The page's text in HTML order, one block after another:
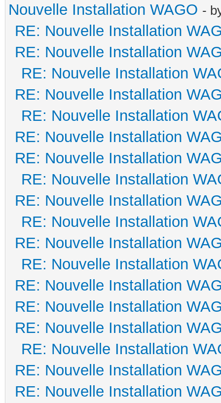
Nouvelle Installation WAGO -
RE: Nouvelle Installation
RE: Nouvelle Installation
RE: Nouvelle Installation
RE: Nouvelle Installation
RE: Nouvelle Installation
RE: Nouvelle Installation
RE: Nouvelle Installation
RE: Nouvelle Installation
RE: Nouvelle Installation
RE: Nouvelle Installation
RE: Nouvelle Installation
RE: Nouvelle Installation
RE: Nouvelle Installation
RE: Nouvelle Installation
RE: Nouvelle Installation
RE: Nouvelle Installation
RE: Nouvelle Installation
RE: Nouvelle Installation